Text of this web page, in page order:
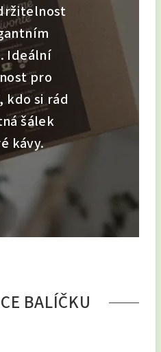
Ideální
pro
kdo si rád
šálek
kávy.
BALÍČKU